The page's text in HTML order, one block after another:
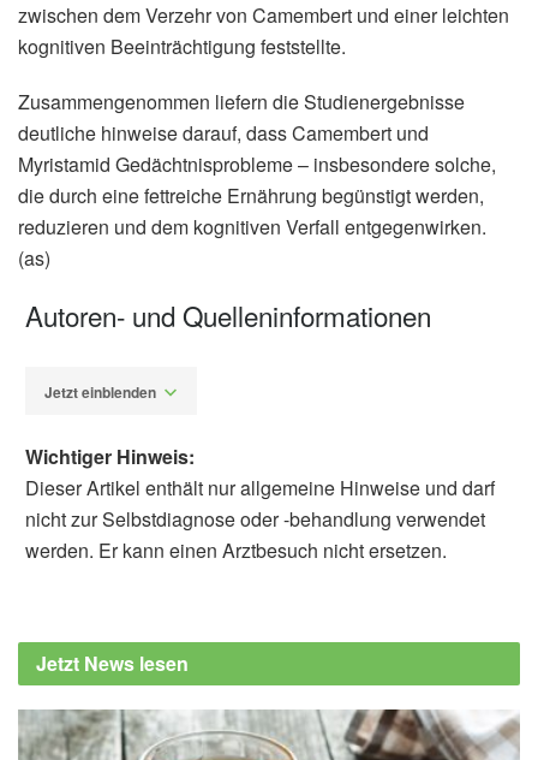
zwischen dem Verzehr von Camembert und einer leichten
kognitiven Beeinträchtigung feststellte.
Zusammengenommen liefern die Studienergebnisse
deutliche hinweise darauf, dass Camembert und
Myristamid Gedächtnisprobleme – insbesondere solche,
die durch eine fettreiche Ernährung begünstigt werden,
reduzieren und dem kognitiven Verfall entgegenwirken.
(as)
Autoren- und Quelleninformationen
Jetzt einblenden
Furukawa, Tatsuhiro Toyooka, Kousaku
Ohinata: Fatty acid amides present in
decline after oral administration in mice; in:
Wichtiger Hinweis:
Dieser Artikel enthält nur allgemeine Hinweise und darf
nicht zur Selbstdiagnose oder -behandlung verwendet
werden. Er kann einen Arztbesuch nicht ersetzen.
Jetzt News lesen